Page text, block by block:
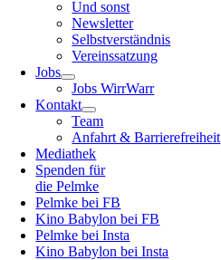
Und sonst
Newsletter
Selbstverständnis
Vereinssatzung
Jobs
Jobs WirrWarr
Kontakt
Team
Anfahrt & Barrierefreiheit
Mediathek
Spenden für
die Pelmke
Pelmke bei FB
Kino Babylon bei FB
Pelmke bei Insta
Kino Babylon bei Insta